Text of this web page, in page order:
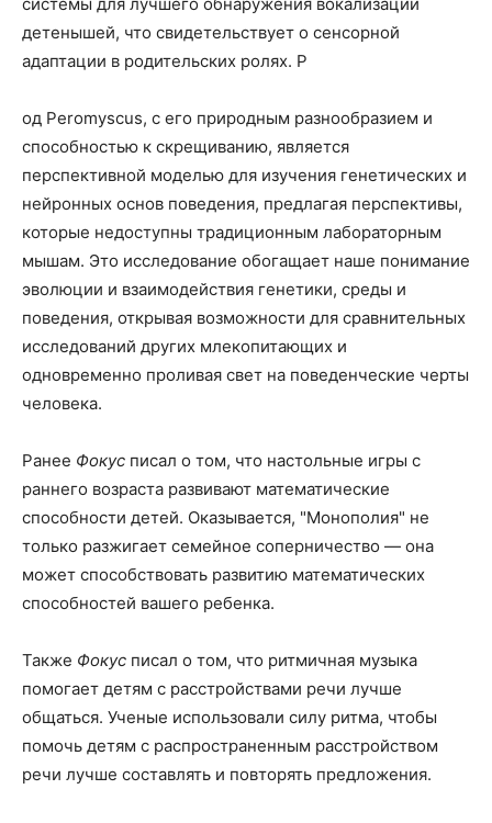
детенышей, что свидетельствует о сенсорной
адаптации в родительских ролях. Р
од Peromyscus, с его природным разнообразием и
способностью к скрещиванию, является
перспективной моделью для изучения генетических и
нейронных основ поведения, предлагая перспективы,
которые недоступны традиционным лабораторным
мышам. Это исследование обогащает наше понимание
эволюции и взаимодействия генетики, среды и
поведения, открывая возможности для сравнительных
исследований других млекопитающих и
одновременно проливая свет на поведенческие черты
человека.
Ранее Фокус писал о том, что настольные игры с
раннего возраста развивают математические
способности детей. Оказывается, "Монополия" не
только разжигает семейное соперничество — она
может способствовать развитию математических
способностей вашего ребенка.
Также Фокус писал о том, что ритмичная музыка
помогает детям с расстройствами речи лучше
общаться. Ученые использовали силу ритма, чтобы
помочь детям с распространенным расстройством
речи лучше составлять и повторять предложения.